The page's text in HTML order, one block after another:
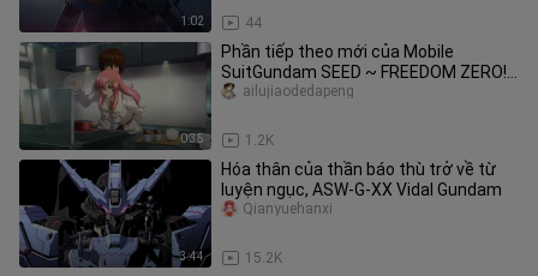
1:02 44
0:35
Phần tiếp theo mới của Mobile
SuitGundam SEED ~ FREEDOM ZERO!
Sẽ có mô hình mới?
1.2K
ailujiaodedapeng
3:44
Hóa thân của thần báo thù trở về từ
luyện ngục, ASW-G-XX Vidal Gundam
15.2K
Qianyuehanxi